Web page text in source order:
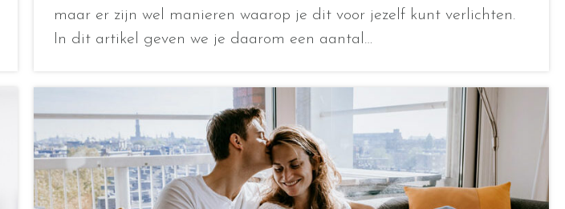
maar er zijn wel manieren waarop je dit voor jezelf kunt verlichten.
In dit artikel geven we je daarom een aantal…